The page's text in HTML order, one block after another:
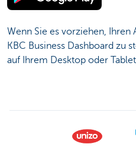
Wenn Sie es vorziehen, Ihren
KBC Business Dashboard zu
auf Ihrem Desktop oder